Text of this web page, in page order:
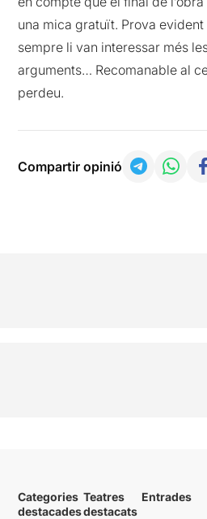
una mica gratuït. Prova
sempre li van interessar més
arguments… Recomanable al
perdeu.
Compartir opinió
Categories
destacades
Teatres
destacats
Entrades